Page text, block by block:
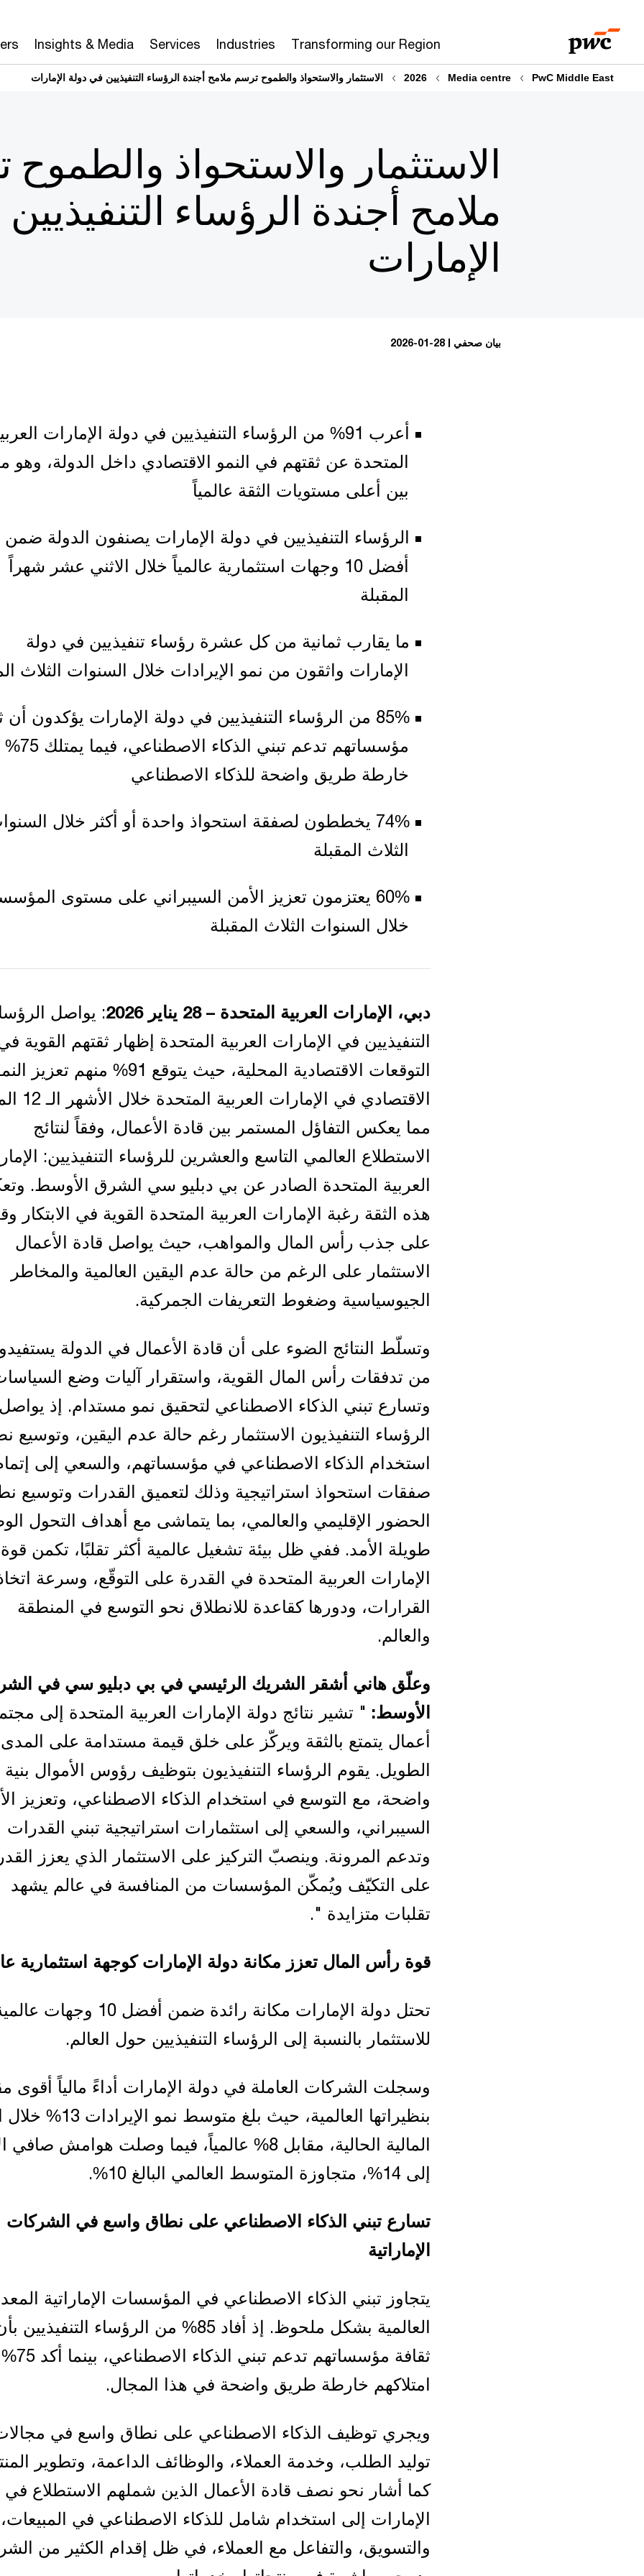
Transforming our Region
Industries
Services
Insights & Media
PwC Middle East
Media centre
2026 الاستثمار والاستحواذ والطموح ترسم ملامح أجندة الرؤساء التنفيذيين في دولة الإمارات
الاستثمار والاستحواذ
ملامح أجندة الرؤساء
الإمارات
بيان صحفي 2026-01-28
أعرب 91% من الرؤساء التنفيذيين في دولة الإمارات
المتحدة عن ثقتهم في النمو الاقتصادي داخل الدولة، وهو
بين أعلى مستويات الثقة عالمياً
الرؤساء التنفيذيين في دولة الإمارات يصنفون الدولة ضمن
أفضل 10 وجهات استثمارية عالمياً خلال الاثني عشر شهراً
المقبلة
ما يقارب ثمانية من كل عشرة رؤساء تنفيذيين في دولة
الإمارات واثقون من نمو الإيرادات خلال السنوات الثلاث
85% من الرؤساء التنفيذيين في دولة الإمارات يؤكدون أن
مؤسساتهم تدعم تبني الذكاء الاصطناعي، فيما يمتلك 75%
خارطة طريق واضحة للذكاء الاصطناعي
74% يخططون لصفقة استحواذ واحدة أو أكثر خلال
الثلاث المقبلة
60% يعتزمون تعزيز الأمن السيبراني على مستوى
خلال السنوات الثلاث المقبلة
دبي، الإمارات العربية المتحدة – 28 يناير 2026
: يواصل
التنفيذيين في الإمارات العربية المتحدة إظهار ثقتهم القوية
التوقعات الاقتصادية المحلية، حيث يتوقع 91% منهم تعزيز
الاقتصادي في
مما يعكس التفاؤل المستمر بين قادة الأعمال، وفقاً لنتائج
الاستطلاع العالمي التاسع والعشرين للرؤساء التنفيذيين:
العربية المتحدة الصادر عن بي دبليو سي الشرق الأوسط.
هذه الثقة رغبة الإمارات العربية المتحدة القوية في الابتكار
على جذب رأس المال والمواهب، حيث يواصل قادة الأعمال
الاستثمار على الرغم من حالة عدم اليقين العالمية والمخاطر
الجيوسياسية وضغوط التعريفات الجمركية.
وتسلّط النتائج الضوء على أن قادة الأعمال في الدولة
من تدفقات رأس المال القوية، واستقرار آليات وضع
وتسارع تبني الذكاء الاصطناعي لتحقيق نمو مستدام. إذ يواصل
الرؤساء التنفيذيون الاستثمار رغم حالة عدم اليقين، وتوسيع
استخدام الذكاء الاصطناعي في مؤسساتهم، والسعي إلى
صفقات استحواذ استراتيجية وذلك لتعميق القدرات وتوسيع
الحضور الإقليمي والعالمي، بما يتماشى مع أهداف التحول
طويلة الأمد. ففي ظل بيئة تشغيل عالمية أكثر تقلبًا، تكمن
الإمارات العربية المتحدة في القدرة على التوقّع، وسرعة
القرارات، ودورها كقاعدة للانطلاق نحو التوسع في المنطقة
والعالم.
وعلّق هاني أشقر الشريك الرئيسي في بي دبليو سي في
الأوسط: " تشير نتائج دولة الإمارات العربية المتحدة إلى
أعمال يتمتع بالثقة ويركّز على خلق قيمة مستدامة على المدى
الطويل. يقوم الرؤساء التنفيذيون بتوظيف رؤوس الأموال بنية
واضحة، مع التوسع في استخدام الذكاء الاصطناعي، وتعزيز
السيبراني، والسعي إلى استثمارات استراتيجية تبني القدرات
وتدعم المرونة. وينصبّ التركيز على الاستثمار الذي يعزز
على التكيّف ويُمكّن المؤسسات من المنافسة في عالم يشهد
تقلبات متزايدة ".
قوة رأس المال تعزز مكانة دولة الإمارات كوجهة استثمارية
تحتل دولة الإمارات مكانة رائدة ضمن أفضل 10 وجهات
للاستثمار بالنسبة إلى الرؤساء التنفيذيين حول العالم.
وسجلت الشركات العاملة في دولة الإمارات أداءً مالياً أقوى
بنظيراتها العالمية، حيث بلغ متوسط
المالية الحالية، مقابل 8% عالمياً، فيما وصلت هوامش
إلى 14%، متجاوزة المتوسط العالمي البالغ 10%.
تسارع تبني الذكاء الاصطناعي على نطاق واسع في الشركات
الإماراتية
يتجاوز تبني الذكاء الاصطناعي في المؤسسات الإماراتية
العالمية بشكل ملحوظ. إذ أفاد 85% من الرؤساء التنفيذيين
ثقافة مؤسساتهم تدعم تبني الذكاء الاصطناعي، بينما أكد 75%
امتلاكهم خارطة طريق واضحة في هذا المجال.
ويجري توظيف الذكاء الاصطناعي على نطاق واسع في
توليد الطلب، وخدمة العملاء، والوظائف الداعمة، وتطوير
كما أشار نحو نصف قادة الأعمال الذين شملهم الاستطلاع في
الإمارات إلى استخدام شامل للذكاء الاصطناعي في المبيعات،
والتسويق، والتفاعل مع العملاء، في ظل إقدام الكثير من